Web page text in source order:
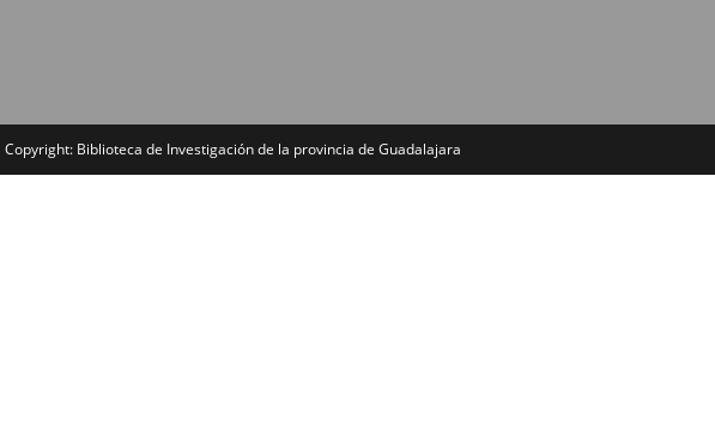
Copyright: Biblioteca de Investigación de la provincia de Guadalajara